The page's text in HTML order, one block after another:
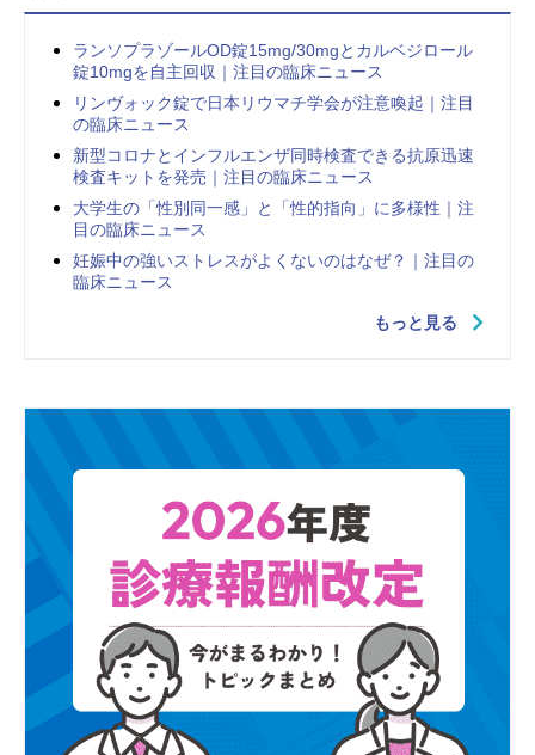
ランソプラゾールOD錠15mg/30mgとカルベジロール
錠10mgを自主回収｜注目の臨床ニュース
リンヴォック錠で日本リウマチ学会が注意喚起｜注目
の臨床ニュース
新型コロナとインフルエンザ同時検査できる抗原迅速
検査キットを発売｜注目の臨床ニュース
大学生の「性別同一感」と「性的指向」に多様性｜注
目の臨床ニュース
妊娠中の強いストレスがよくないのはなぜ？｜注目の
臨床ニュース
もっと見る